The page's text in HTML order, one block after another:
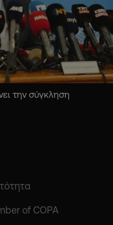
την σύγκληση
of COPA